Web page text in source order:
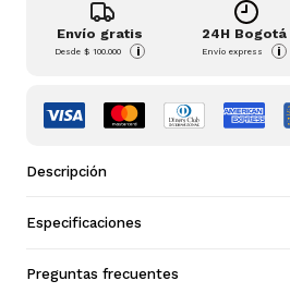
Envío gratis
Desde$ 100.000 i
24H Bogotá
Envío express i
Descripción
Especificaciones
Preguntas frecuentes